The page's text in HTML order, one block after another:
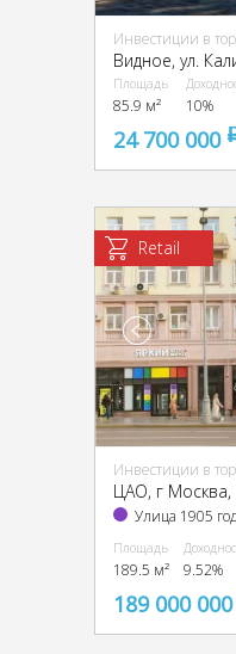
Инвестиции в
Площадь
85.9 м² 10%
24 700 000
Retail
Инвестиции в
Улица 1905
Площадь
189.5 м² 9.52%
189 000 000